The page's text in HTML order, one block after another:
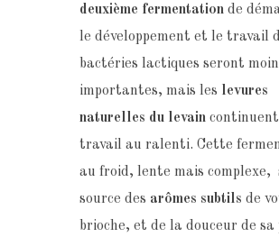
deuxième fermentation de
le développement et le travail
bactéries lactiques seront
importantes, mais les levures
naturelles du levain
travail au ralenti. Cette
au froid, lente mais complexe,
source des arômes subtils de
brioche, et de la douceur de sa